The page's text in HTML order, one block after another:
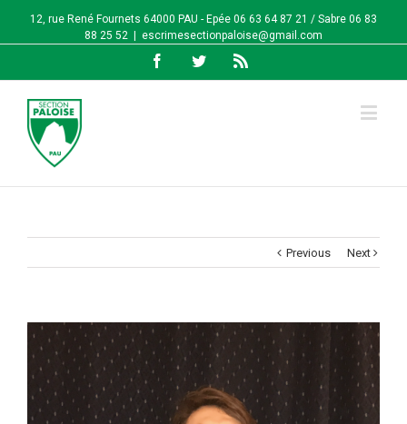
12, rue René Fournets 64000 PAU - Epée 06 63 64 87 21 / Sabre 06 83
88 25 52
escrimesectionpaloise@gmail.com
FacebookTwitter
Previous Next
View
Larger
Image